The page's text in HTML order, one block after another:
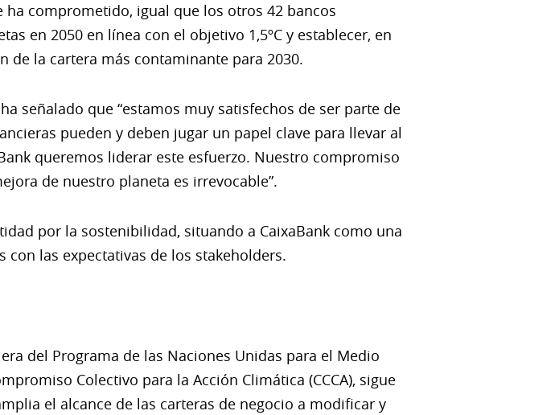
ha comprometido, igual que los otros 42 bancos
en 2050 en línea con el objetivo 1,5ºC y establecer, en
de la cartera más contaminante para 2030.
señalado que “estamos muy satisfechos de ser parte de
pueden y deben jugar un papel clave para llevar al
queremos liderar este esfuerzo. Nuestro compromiso
de nuestro planeta es irrevocable”.
por la sostenibilidad, situando a CaixaBank como una
las expectativas de los stakeholders.
del Programa de las Naciones Unidas para el Medio
Colectivo para la Acción Climática (CCCA), sigue
el alcance de las carteras de negocio a modificar y